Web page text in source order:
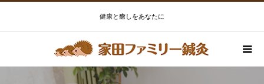
健康と癒しをあなたに